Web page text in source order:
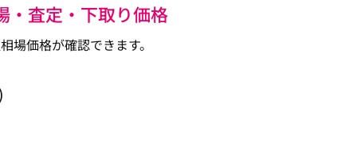
・査定・下取り価格
価格が確認できます。